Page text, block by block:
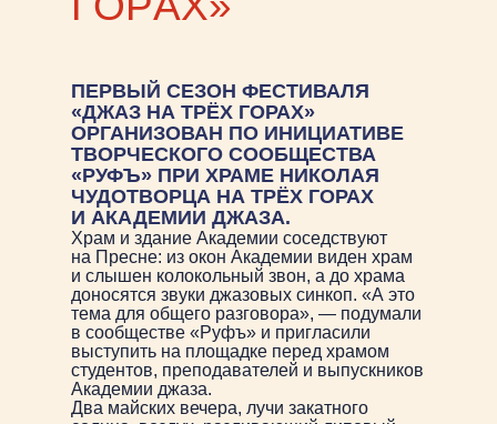
ПЕРВЫЙ СЕЗОН ФЕСТИВАЛЯ
«ДЖАЗ НА ТРЁХ ГОРАХ»
ОРГАНИЗОВАН ПО ИНИЦИАТИВЕ
ТВОРЧЕСКОГО СООБЩЕСТВА
«РУФЪ» ПРИ ХРАМЕ НИКОЛАЯ
ЧУДОТВОРЦА НА ТРЁХ ГОРАХ
И АКАДЕМИИ ДЖАЗА.
Храм и здание Академии соседствуют
на Пресне: из окон Академии виден храм
и слышен колокольный звон, а до храма
доносятся звуки джазовых синкоп. «А это
тема для общего разговора», — подумали
в сообществе «Руфъ» и пригласили
выступить на площадке перед храмом
студентов, преподавателей и выпускников
Академии джаза.
Два майских вечера, лучи закатного